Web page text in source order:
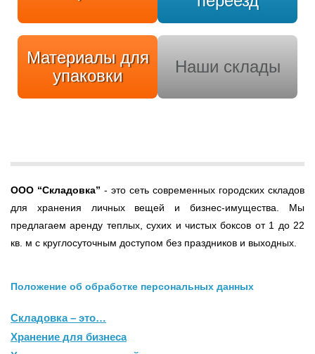
Материалы для
упаковки
Наши склады
ООО “Складовка” - это сеть современных городских складов
для хранения личных вещей и бизнес-имущества. Мы
предлагаем аренду теплых, сухих и чистых боксов от 1 до 22
кв. м с круглосуточным доступом без праздников и выходных.
Положение об обработке персональных данных
Складовка – это…
Хранение для бизнеса